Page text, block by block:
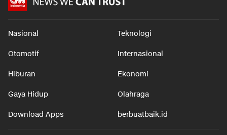
Nasional Teknologi
Otomotif Internasional
Hiburan Ekonomi
Gaya Hidup Olahraga
Download Apps berbuatbaik.id